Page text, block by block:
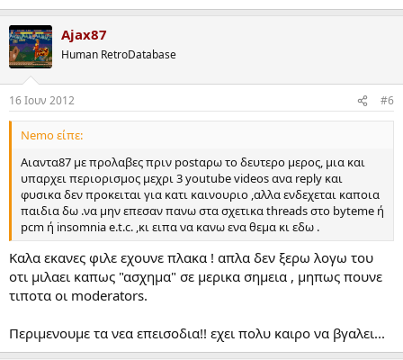
Ajax87
Human RetroDatabase
16 Ιουν 2012 #6
Nemo είπε:
Αιαντα87 με προλαβες πριν postαρω το δευτερο μερος, μια και
υπαρχει περιορισμος μεχρι 3 youtube videos ανα reply και
φυσικα δεν προκειται για κατι καινουριο ,αλλα ενδεχεται καποια
παιδια δω .να μην επεσαν πανω στα σχετικα threads στο byteme ή
pcm ή insomnia e.t.c. ,κι ειπα να κανω ενα θεμα κι εδω .
Καλα εκανες φιλε εχουνε πλακα ! απλα δεν ξερω λογω του
οτι μιλαει καπως "ασχημα" σε μερικα σημεια , μηπως πουνε
τιποτα οι moderators.
Περιμενουμε τα νεα επεισοδια!! εχει πολυ καιρο να βγαλει...